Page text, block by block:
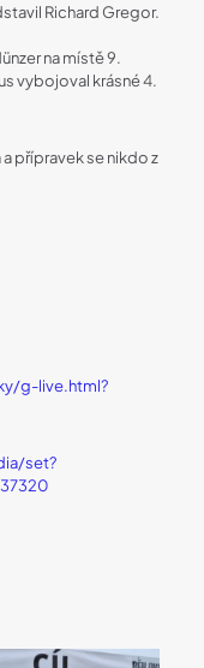
Richard Gregor.
na místě 9.
vybojoval krásné 4.
přípravek se nikdo z
g-live.html?
set?